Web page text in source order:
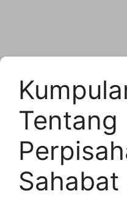
Tentang
Sahabat